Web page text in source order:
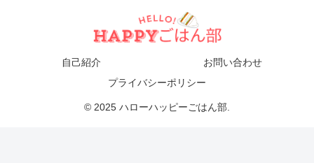
自己紹介
お問い合わせ
プライバシーポリシー
© 2025 ハローハッピーごはん部.